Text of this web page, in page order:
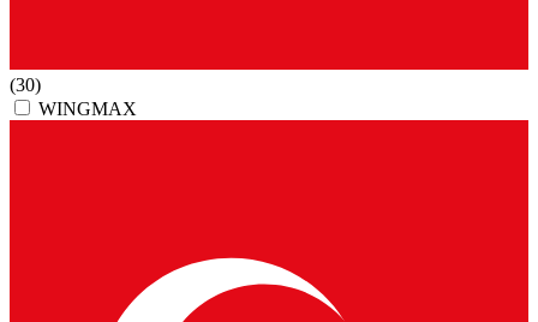
(30)
WINGMAX